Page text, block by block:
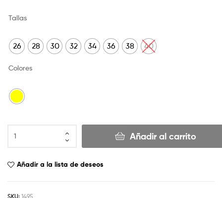
Tallas
26 28 30 32 34 36 38 40
Colores
Añadir al carrito
Añadir a la lista de deseos
SKU: 1495